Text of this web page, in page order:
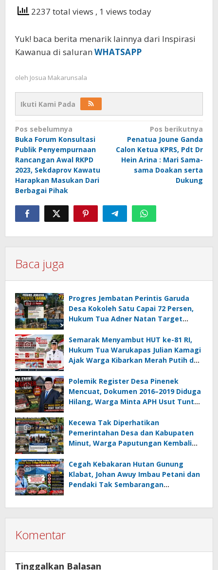
2237 total views , 1 views today
Yuk! baca berita menarik lainnya dari Inspirasi
Kawanua di saluran WHATSAPP
oleh Josua Makarunsala
Ikuti Kami Pada
Navigasi
pos
Pos sebelumnya
Buka Forum Konsultasi
Publik Penyempurnaan
Rancangan Awal RKPD
2023, Sekdaprov Kawatu
Harapkan Masukan Dari
Berbagai Pihak
Pos berikutnya
Penatua Joune Ganda
Calon Ketua KPRS, Pdt Dr
Hein Arina : Mari Sama-
sama Doakan serta
Dukung
Baca juga
Progres Jembatan Perintis Garuda
Desa Kokoleh Satu Capai 72 Persen,
Hukum Tua Adner Natan Target
Semarak Menyambut HUT ke-81 RI,
Hukum Tua Warukapas Julian Kamagi
Ajak Warga Kibarkan Merah Putih dan
Polemik Register Desa Pinenek
Mencuat, Dokumen 2016–2019 Diduga
Hilang, Warga Minta APH Usut Tuntas
Kumtua HK
Kecewa Tak Diperhatikan
Pemerintahan Desa dan Kabupaten
Minut, Warga Paputungan Kembali
Tambatan Perahu
Cegah Kebakaran Hutan Gunung
Klabat, Johan Awuy Imbau Petani dan
Pendaki Tak Sembarangan
Komentar
Tinggalkan Balasan